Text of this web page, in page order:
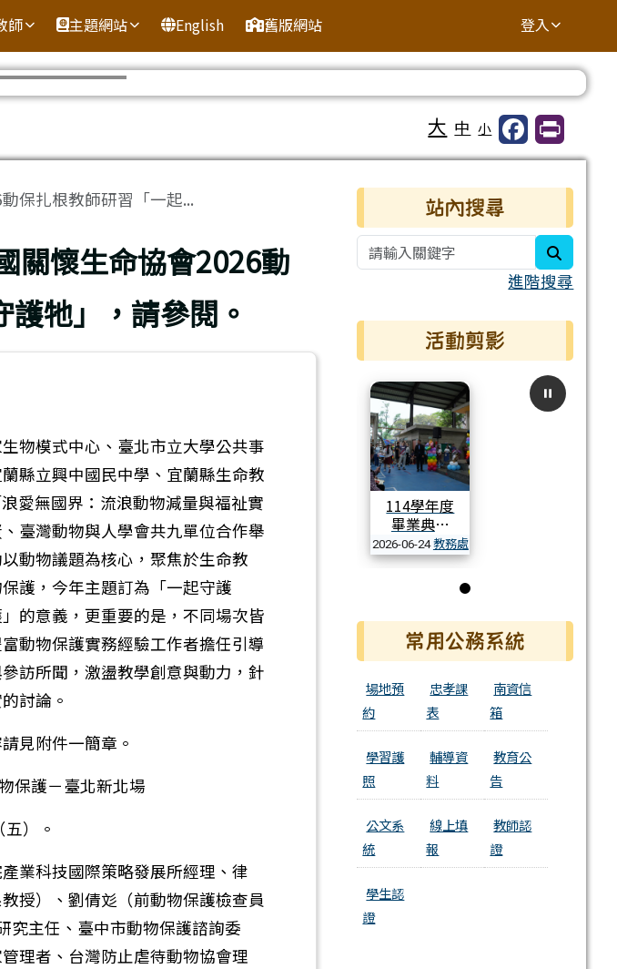
師 主題網站 English 舊版網站 登入
大 中 小
保扎根教師研習「一起...
關懷生命協會2026動
牠」，請參閱。
物模式中心、臺北市立大學公共事
縣立興中國民中學、宜蘭縣生命教
愛無國界：流浪動物減量與福祉實
臺灣動物與人學會共九單位合作舉
動物議題為核心，聚焦於生命教
護，今年主題訂為「一起守護
的意義，更重要的是，不同場次皆
動物保護實務經驗工作者擔任引導
訪所聞，激盪教學創意與動力，針
討論。
見附件一簡章。
保護－臺北新北場
）。
業科技國際策略發展所經理、律
授）、劉倩彣（前動物保護檢查員
究主任、臺中市動物保護諮詢委
理者、台灣防止虐待動物協會理
右邊區域內容
站內搜尋
進階搜尋
活動剪影
114學年度
畢業典禮
2026-06-24 教務處
活動相簿
常用公務系統
場地預
約
忠孝課
表
南資信
箱
學習護
照
輔導資
料
教育公
告
公文系
統
線上填
報
教師認
證
學生認
證